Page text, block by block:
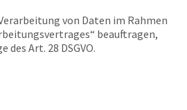
von Daten im Rahmen
beauftragen,
Art. 28 DSGVO.